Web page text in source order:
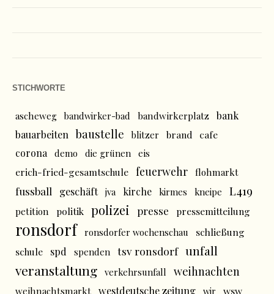
STICHWORTE
ascheweg bandwirker-bad bandwirkerplatz bank
bauarbeiten baustelle blitzer brand
cafe
corona
demo die grünen eis
erich-fried-gesamtschule feuerwehr flohmarkt
fussball geschäft jva kirche kirmes kneipe L419
petition politik polizei presse pressemitteilung
ronsdorf ronsdorfer wochenschau
schließung
schule
spd spenden tsv ronsdorf unfall
veranstaltung verkehrsunfall weihnachten
weihnachtsmarkt westdeutsche zeitung wir wsw